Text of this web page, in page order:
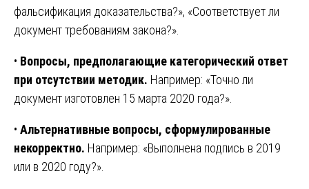
фальсификация доказательства?», «Соответствует ли
документ требованиям закона?».
• Вопросы, предполагающие категорический ответ
при отсутствии методик. Например: «Точно ли
документ изготовлен 15 марта 2020 года?».
• Альтернативные вопросы, сформулированные
некорректно. Например: «Выполнена подпись в 2019
или в 2020 году?».